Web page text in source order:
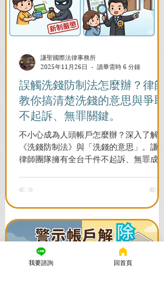
誤觸洗錢防制法怎麼辦？律師
教你搞清楚洗錢的意思與爭取
不起訴、無罪關鍵。
不小心成為人頭帳戶怎麼辦？深入了解
《洗錢防制法》與「洗錢的意思」。謙聖
律師團隊擁有全台千件不起訴、無罪成功
謙聖國際法律事務所
2025年11月26日
讀畢需時 6 分鐘
我要諮詢 回首頁